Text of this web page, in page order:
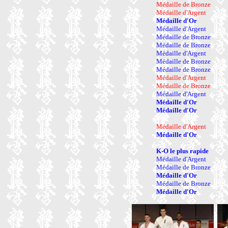
Médaille de Bronze
Médaille d'Argent
Médaille d'Or
Médaille d'Argent
Médaille de Bronze
Médaille de Bronze
Médaille d'Argent
Médaille de Bronze
Médaille de Bronze
Médaille d'Argent
Médaille de Bronze
Médaille d'Argent
Médaille d'Or
Médaille d'Or
Médaille d'Argent
Médaille d'Or
K-O le plus rapide
Médaille d'Argent
Médaille de Bronze
Médaille d'Or
Médaille de Bronze
Médaille d'Or